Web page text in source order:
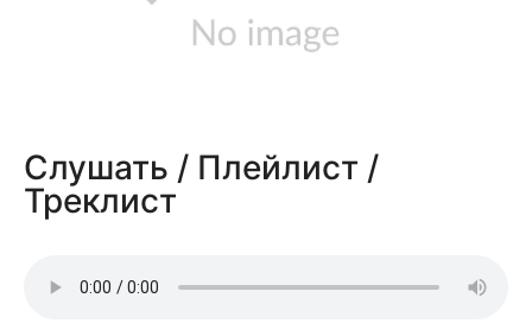
Слушать / Плейлист /
Треклист